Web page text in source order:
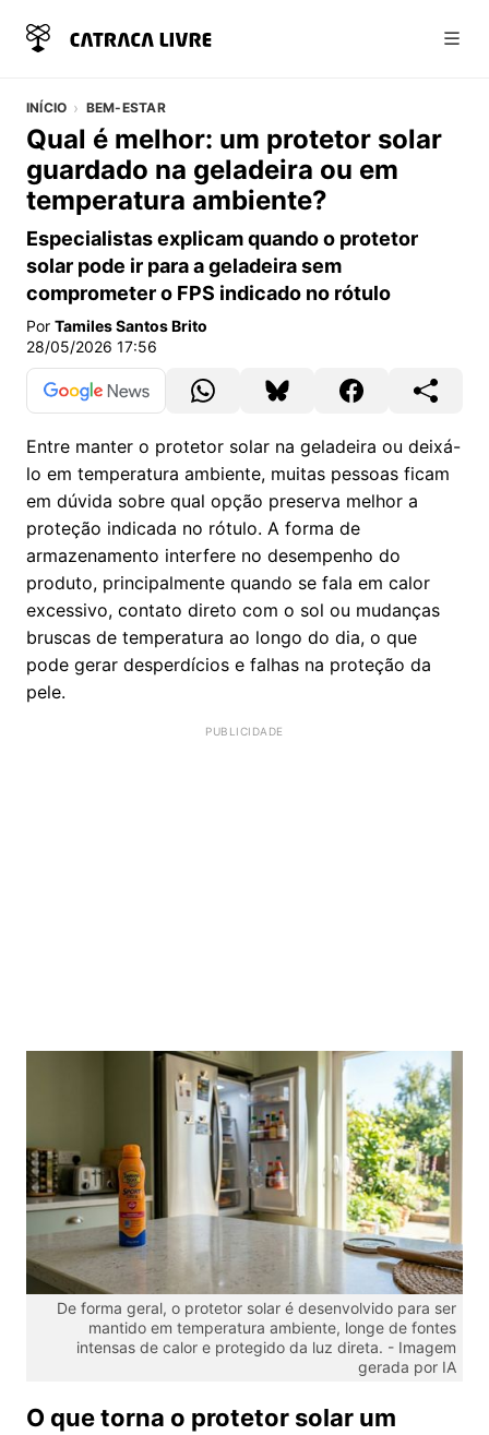
INÍCIO BEM-ESTAR
Qual é melhor: um protetor solar
guardado na geladeira ou em
temperatura ambiente?
Especialistas explicam quando o protetor
solar pode ir para a geladeira sem
comprometer o FPS indicado no rótulo
Por Tamiles Santos Brito
28/05/2026 17:56
Entre manter o protetor solar na geladeira ou deixá-
lo em temperatura ambiente, muitas pessoas ficam
em dúvida sobre qual opção preserva melhor a
proteção indicada no rótulo. A forma de
armazenamento interfere no desempenho do
produto, principalmente quando se fala em calor
excessivo, contato direto com o sol ou mudanças
bruscas de temperatura ao longo do dia, o que
pode gerar desperdícios e falhas na proteção da
pele.
De forma geral, o protetor solar é desenvolvido para ser
mantido em temperatura ambiente, longe de fontes
intensas de calor e protegido da luz direta. - Imagem
gerada por IA
O que torna o protetor solar um